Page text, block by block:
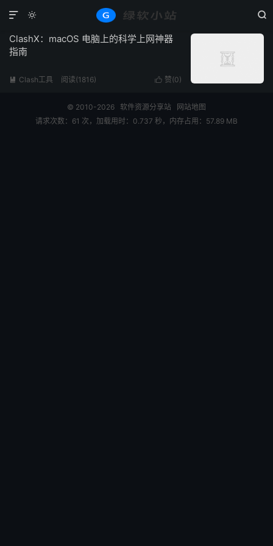


 共 1 篇文章
标签：macOS
ClashX：macOS 电脑上的科学上网神器
指南
 赞(0)
 Clash工具 阅读(1816)
© 2010-2026 软件资源分享站
网站地图
请求次数：61 次，加载用时：0.737 秒，内存占用：57.89 MB